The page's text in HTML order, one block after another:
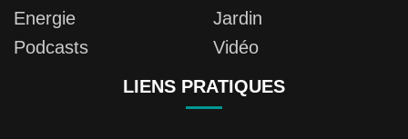
Energie
Jardin
Podcasts
Vidéo
LIENS PRATIQUES